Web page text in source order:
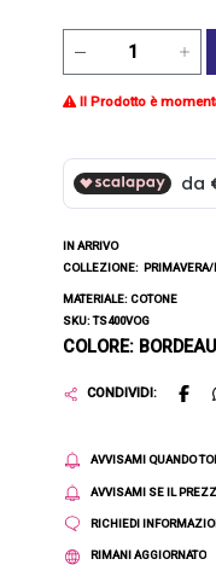
Il Prodotto è
IN ARRIVO
COLLEZIONE: PRIMAVERA/
MATERIALE: COTONE
SKU: TS400VOG
COLORE:
CONDIVIDI:
AVVISAMI QUANDO
AVVISAMI SE IL
RICHIEDI
RIMANI AGGIORNATO